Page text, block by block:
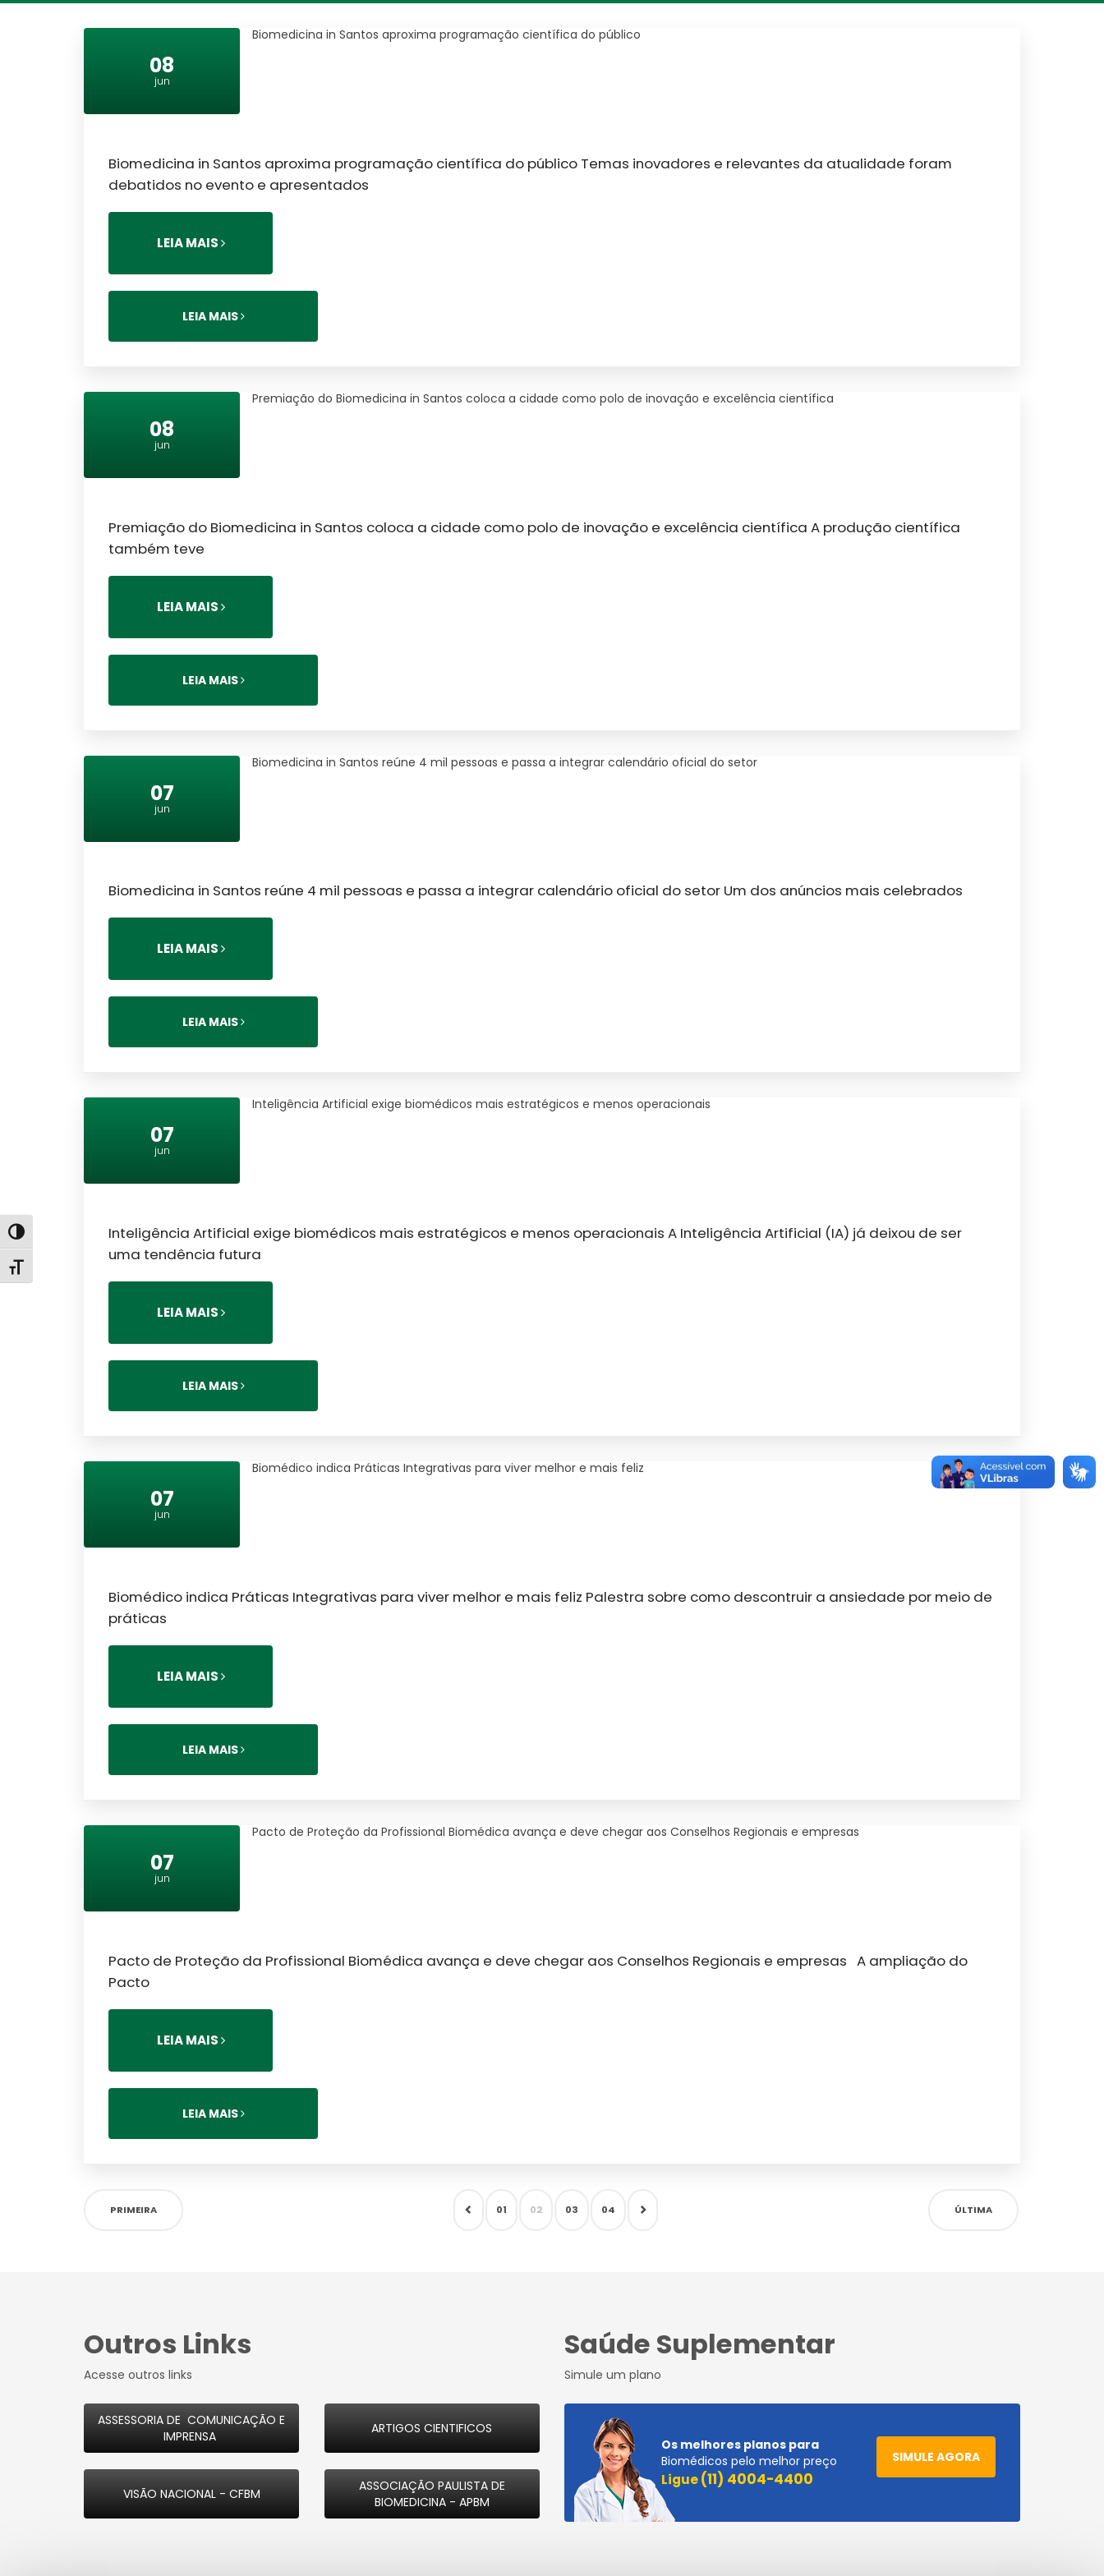
Alternar alto contraste
Alternar tamanho da fonte
08
jun
Biomedicina in Santos aproxima programação científica do público
Biomedicina in Santos aproxima programação científica do público Temas inovadores e relevantes da atualidade foram
debatidos no evento e apresentados
LEIA MAIS
LEIA MAIS
08
jun
Premiação do Biomedicina in Santos coloca a cidade como polo de inovação e excelência científica
Premiação do Biomedicina in Santos coloca a cidade como polo de inovação e excelência científica A produção científica
também teve
LEIA MAIS
LEIA MAIS
07
jun
Biomedicina in Santos reúne 4 mil pessoas e passa a integrar calendário oficial do setor
Biomedicina in Santos reúne 4 mil pessoas e passa a integrar calendário oficial do setor Um dos anúncios mais celebrados
LEIA MAIS
LEIA MAIS
07
jun
Inteligência Artificial exige biomédicos mais estratégicos e menos operacionais
Inteligência Artificial exige biomédicos mais estratégicos e menos operacionais A Inteligência Artificial (IA) já deixou de ser
uma tendência futura
LEIA MAIS
LEIA MAIS
07
jun
Biomédico indica Práticas Integrativas para viver melhor e mais feliz
Biomédico indica Práticas Integrativas para viver melhor e mais feliz Palestra sobre como descontruir a ansiedade por meio de
práticas
LEIA MAIS
LEIA MAIS
07
jun
Pacto de Proteção da Profissional Biomédica avança e deve chegar aos Conselhos Regionais e empresas
Pacto de Proteção da Profissional Biomédica avança e deve chegar aos Conselhos Regionais e empresas A ampliação do
Pacto
LEIA MAIS
LEIA MAIS
PRIMEIRA 01 02 03 04 ÚLTIMA
Outros Links
Acesse outros links
ASSESSORIA DE COMUNICAÇÃO E
IMPRENSA
ARTIGOS CIENTIFICOS
VISÃO NACIONAL - CFBM
ASSOCIAÇÃO PAULISTA DE
BIOMEDICINA - APBM
Saúde Suplementar
Simule um plano
Os melhores planos para
Biomédicos pelo melhor preço
Ligue(11) 4004-4400
SIMULE AGORA